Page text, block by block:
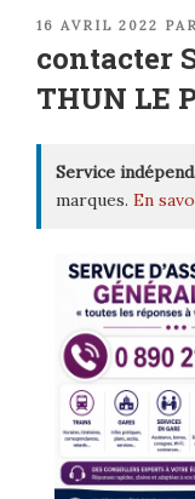
PUBLIÉ
16 AVRIL 2022 PAR
contacter
THUN LE
Service
marques. En